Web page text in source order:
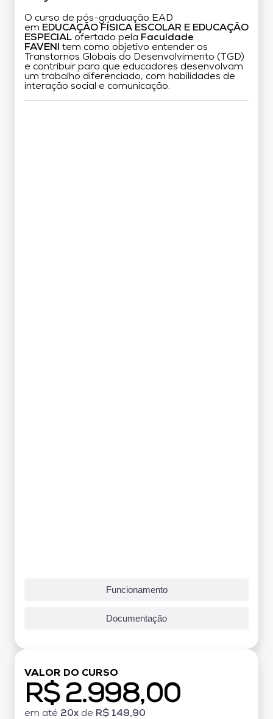
O curso de pós-graduação EAD
em EDUCAÇÃO FÍSICA ESCOLAR E EDUCAÇÃO
ESPECIAL ofertado pela Faculdade
FAVENI
tem como objetivo entender os
Transtornos Globais do Desenvolvimento (TGD)
e contribuir para que educadores desenvolvam
um trabalho diferenciado, com habilidades de
interação social e comunicação.
Funcionamento
Documentação
VALOR DO CURSO
R$ 2.998,00
em até 20x de R$ 149,90